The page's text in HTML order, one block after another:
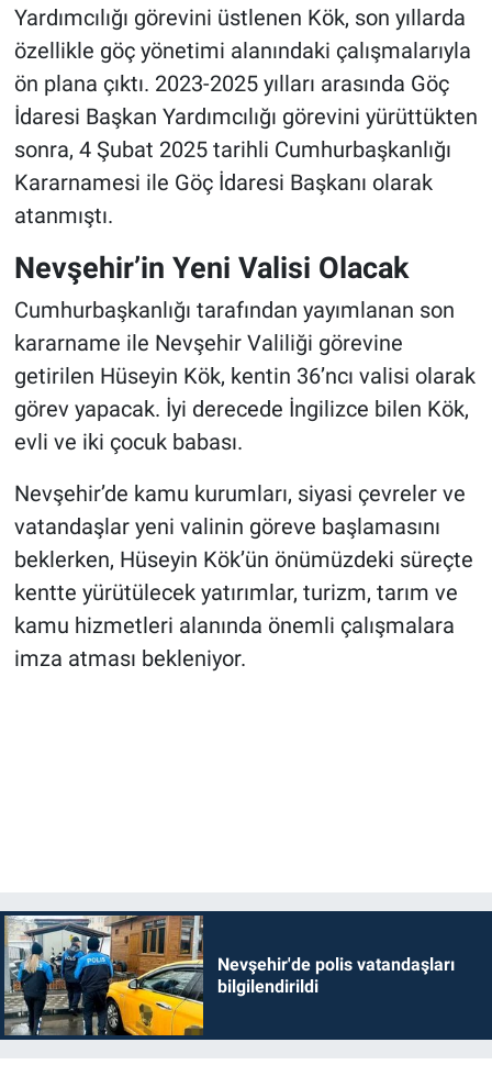
Yardımcılığı görevini üstlenen Kök, son yıllarda
özellikle göç yönetimi alanındaki çalışmalarıyla
ön plana çıktı. 2023-2025 yılları arasında Göç
İdaresi Başkan Yardımcılığı görevini yürüttükten
sonra, 4 Şubat 2025 tarihli Cumhurbaşkanlığı
Kararnamesi ile Göç İdaresi Başkanı olarak
atanmıştı.
Nevşehir’in Yeni Valisi Olacak
Cumhurbaşkanlığı tarafından yayımlanan son
kararname ile Nevşehir Valiliği görevine
getirilen Hüseyin Kök, kentin 36’ncı valisi olarak
görev yapacak. İyi derecede İngilizce bilen Kök,
evli ve iki çocuk babası.
Nevşehir’de kamu kurumları, siyasi çevreler ve
vatandaşlar yeni valinin göreve başlamasını
beklerken, Hüseyin Kök’ün önümüzdeki süreçte
kentte yürütülecek yatırımlar, turizm, tarım ve
kamu hizmetleri alanında önemli çalışmalara
imza atması bekleniyor.
Nevşehir'de polis vatandaşları
bilgilendirildi